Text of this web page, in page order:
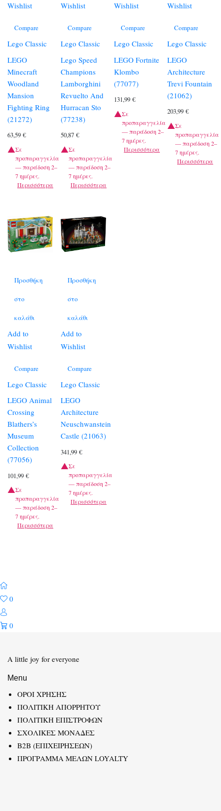
Wishlist
Compare
Lego Classic
LEGO
Minecraft
Woodland
Mansion
Fighting Ring
(21272)
63,59 €
Σε
προπαραγγελία
— παράδοση 2–
7 ημέρες.
Περισσότερα
Wishlist
Compare
Lego Classic
Lego Speed
Champions
Lamborghini
Revuelto And
Hurracan Sto
(77238)
50,87€
Σε
προπαραγγελία
— παράδοση 2–
7 ημέρες.
Περισσότερα
Wishlist
Compare
Lego Classic
LEGO Fortnite
Klombo
(77077)
131,99€
Σε
προπαραγγελία
— παράδοση 2–
7 ημέρες.
Περισσότερα
Wishlist
Compare
Lego Classic
LEGO
Architecture
Trevi Fountain
(21062)
203,99€
Σε
προπαραγγελία
— παράδοση 2–
7 ημέρες.
Περισσότερα
Προσθήκη
στο
καλάθι
Add to
Wishlist
Compare
Lego Classic
LEGO Animal
Crossing
Blathers’s
Museum
Collection
(77056)
101,99 €
Σε
προπαραγγελία
— παράδοση 2–
7 ημέρες.
Περισσότερα
Προσθήκη
στο
καλάθι
Add to
Wishlist
Compare
Lego Classic
LEGO
Architecture
Neuschwanstein
Castle (21063)
341,99€
Σε
προπαραγγελία
— παράδοση 2–
7 ημέρες.
Περισσότερα
0
0
A little joy for everyone
Menu
ΟΡΟΙ ΧΡΗΣΗΣ
ΠΟΛΙΤΙΚΗ ΑΠΟΡΡΗΤΟΥ
ΠΟΛΙΤΙΚΗ ΕΠΙΣΤΡΟΦΩΝ
ΣΧΟΛΙΚΕΣ ΜΟΝΑΔΕΣ
B2B (ΕΠΙΧΕΙΡΗΣΕΩΝ)
ΠΡΟΓΡΑΜΜΑ ΜΕΛΩΝ LOYALTY